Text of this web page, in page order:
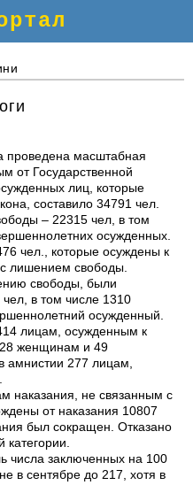
проведена масштабная
от Государственной
лиц, которые
составило 34791 чел.
– 22315 чел, в том
осужденных.
чел., которые осуждены к
лишением свободы.
свободы, были
в том числе 1310
осужденный.
лицам, осужденным к
женщинам и 49
амнистии 277 лицам,
наказания, не связанным с
от наказания 10807
был сокращен. Отказано
числа заключенных на 100
в сентябре до 217, хотя в